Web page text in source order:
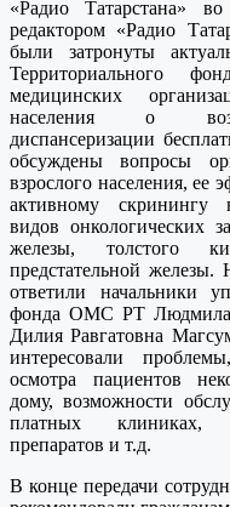
«Радио Татарстана»
редактором «Радио
были затронуты
Территориального
медицинских
населения о
диспансеризации
обсуждены вопросы
взрослого населения, ее
активному скринингу
видов онкологических
железы, толстого
предстательной железы.
ответили начальники
фонда ОМС РТ Людмила
Дилия Равгатовна
интересовали
осмотра пациентов
дому, возможности
платных клиниках,
препаратов и т.д.
В конце передачи